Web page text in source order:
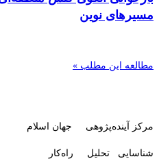
مسیرهای نوین
مطالعه این مطلب »
مرکز آینده‌پژوهی جهان اسلام
شناسایی تحلیل راه‌کار